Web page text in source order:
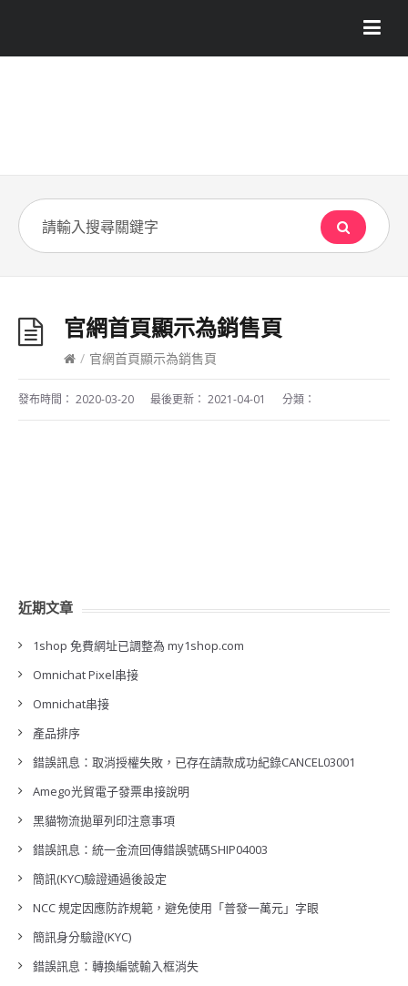
官網首頁顯示為銷售頁
/ 官網首頁顯示為銷售頁
發布時間： 2020-03-20 最後更新： 2021-04-01 分類：
近期文章
1shop 免費網址已調整為 my1shop.com
Omnichat Pixel串接
Omnichat串接
產品排序
錯誤訊息：取消授權失敗，已存在請款成功紀錄CANCEL03001
Amego光貿電子發票串接說明
黑貓物流拋單列印注意事項
錯誤訊息：統一金流回傳錯誤號碼SHIP04003
簡訊(KYC)驗證通過後設定
NCC 規定因應防詐規範，避免使用「普發一萬元」字眼
簡訊身分驗證(KYC)
錯誤訊息：轉換編號輸入框消失